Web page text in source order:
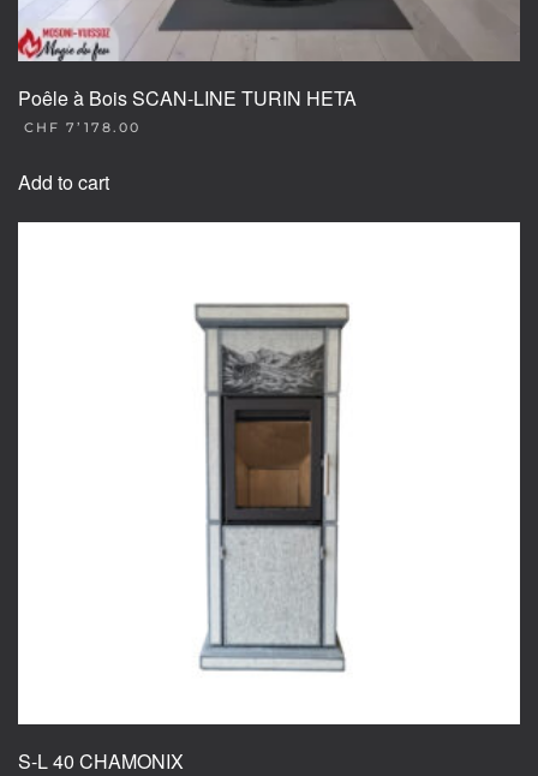
Poêle à Bois SCAN-LINE TURIN HETA
CHF 7’178.00
Add to cart
S-L 40 CHAMONIX